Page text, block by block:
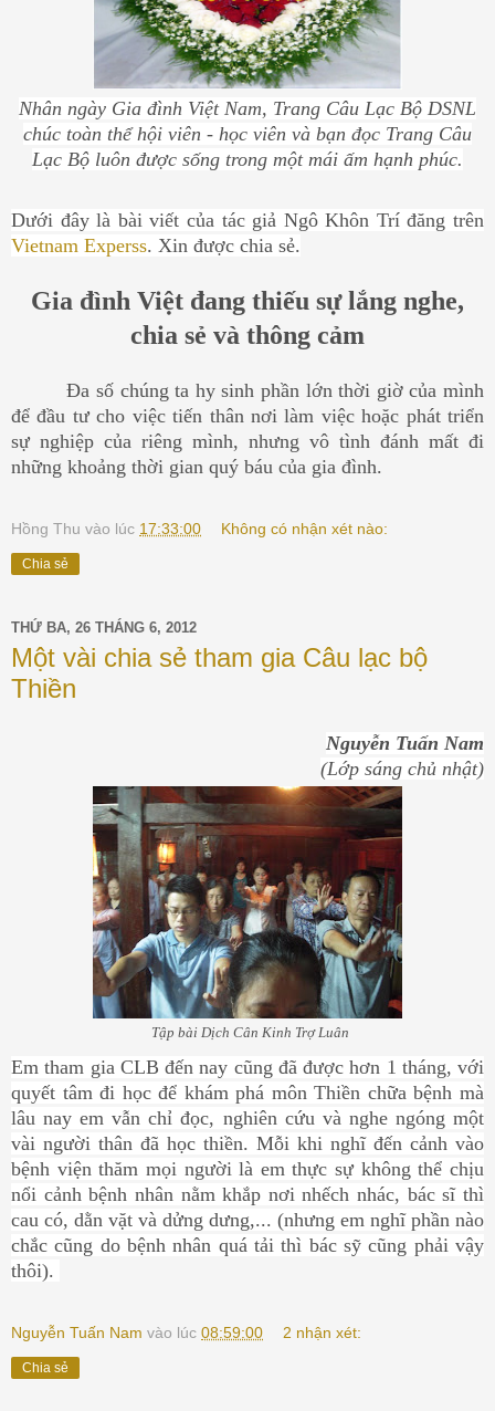
Nhân ngày Gia đình Việt Nam, Trang Câu Lạc Bộ DSNL
chúc toàn thể hội viên - học viên và bạn đọc Trang Câu
Lạc Bộ luôn được sống trong một mái ấm hạnh phúc.
Dưới đây là bài viết của tác giả Ngô Khôn Tríđăng trên
Vietnam Experss. Xin được chia sẻ.
Gia đình Việt đang thiếu sự lắng nghe,
chia sẻ và thông cảm
Đa số chúng ta hy sinh phần lớn thời giờ của mình
để đầu tư cho việc tiến thân nơi làm việc hoặc phát triển
sự nghiệp của riêng mình, nhưng vô tình đánh mất đi
những khoảng thời gian quý báu của gia đình.
Hồng Thu vào lúc 17:33:00 Không có nhận xét nào:
Chia sẻ
THỨ BA, 26 THÁNG 6, 2012
Một vài chia sẻ tham gia Câu lạc bộ
Thiền
Nguyễn Tuấn Nam
(Lớp sáng chủ nhật)
Tập bài Dịch Cân Kinh Trợ Luân
Em tham gia CLB đến nay cũng đã được hơn 1 tháng, với
quyết tâm đi học để khám phá môn Thiền chữa bệnh mà
lâu nay em vẫn chỉ đọc, nghiên cứu và nghe ngóng một
vài người thân đã học thiền. Mỗi khi nghĩ đến cảnh vào
bệnh viện thăm mọi người là em thực sự không thể chịu
nổi cảnh bệnh nhân nằm khắp nơi nhếch nhác, bác sĩ thì
cau có, dằn vặt và dửng dưng,... (nhưng em nghĩ phần nào
chắc cũng do bệnh nhân quá tải thì bác sỹ cũng phải vậy
thôi).
Nguyễn Tuấn Nam vào lúc 08:59:00 2 nhận xét:
Chia sẻ